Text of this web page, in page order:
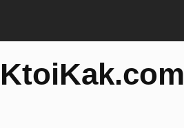
KtoiKak.com